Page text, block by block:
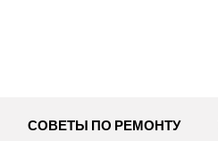
СОВЕТЫ ПО РЕМОНТУ